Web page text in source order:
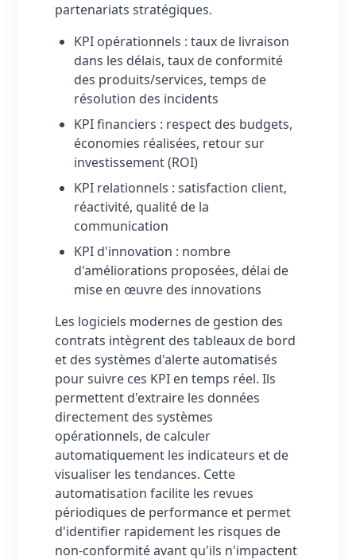
partenariats stratégiques.
KPI opérationnels : taux de livraison
dans les délais, taux de conformité
des produits/services, temps de
résolution des incidents
KPI financiers : respect des budgets,
économies réalisées, retour sur
investissement (ROI)
KPI relationnels : satisfaction client,
réactivité, qualité de la
communication
KPI d'innovation : nombre
d'améliorations proposées, délai de
mise en œuvre des innovations
Les logiciels modernes de gestion des
contrats intègrent des tableaux de bord
et des systèmes d'alerte automatisés
pour suivre ces KPI en temps réel. Ils
permettent d'extraire les données
directement des systèmes
opérationnels, de calculer
automatiquement les indicateurs et de
visualiser les tendances. Cette
automatisation facilite les revues
périodiques de performance et permet
d'identifier rapidement les risques de
non-conformité avant qu'ils n'impactent